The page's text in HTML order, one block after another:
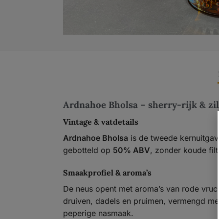
Ardnahoe Bholsa – sherry-rijk &
Vintage & vatdetails
Ardnahoe Bholsa is de tweede
gebotteld op 50% ABV, zonder koude
Smaakprofiel & aroma’s
De neus opent met aroma’s van rode
druiven, dadels en pruimen, vermengd
peperige nasmaak.